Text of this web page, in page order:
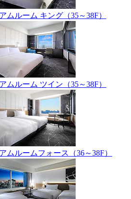
ムルーム キング（35～38F）
ムルーム ツイン（35～38F）
ムルームフォース（36～38F）